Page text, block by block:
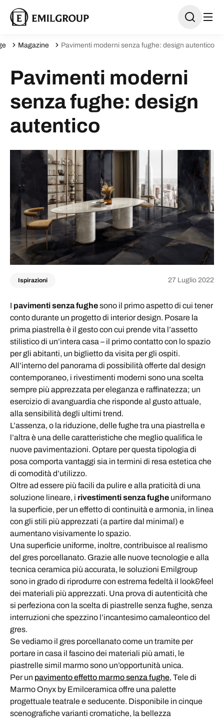
Magazine Pavimenti moderni senza fughe: design autentico
Pavimenti moderni
senza fughe: design
autentico
Ispirazioni 27 Luglio 2022
I pavimenti senza fughesono il primo aspetto di cui tener
conto durante un progetto di interior design. Posare la
prima piastrella è il gesto con cui prende vita l’assetto
stilistico di un’intera casa – il primo contatto con lo spazio
per gli abitanti, un biglietto da visita per gli ospiti.
All’interno del panorama di possibilità offerte dal design
contemporaneo, i rivestimenti moderni sono una scelta
sempre più apprezzata per eleganza e raffinatezza; un
esercizio di avanguardia che risponde al gusto attuale,
alla sensibilità degli ultimi trend.
L’assenza, o la riduzione, delle fughe tra una piastrella e
l’altra è una delle caratteristiche che meglio qualifica le
nuove pavimentazioni. Optare per questa tipologia di
posa comporta vantaggi sia in termini di resa estetica che
di comodità d’utilizzo.
Oltre ad essere più facili da pulire e alla praticità di una
soluzione lineare, i rivestimenti senza fughe uniformano
la superficie, per un effetto di continuità e armonia, in linea
con gli stili più apprezzati (a partire dal minimal) e
aumentano visivamente lo spazio.
Una superficie uniforme, inoltre, contribuisce al realismo
del gres porcellanato. Grazie alle nuove tecnologie e alla
tecnica ceramica più accurata, le soluzioni Emilgroup
sono in grado di riprodurre con estrema fedeltà il look&feel
dei materiali più apprezzati. Una prova di autenticità che
si perfeziona con la scelta di piastrelle senza fughe, senza
interruzioni che spezzino l’incantesimo camaleontico del
gres.
Se vediamo il gres porcellanato come un tramite per
portare in casa il fascino dei materiali più amati, le
piastrelle simil marmo sono un’opportunità unica.
Per un pavimento effetto marmo senza fughe, Tele di
Marmo Onyx by Emilceramica offre una palette
progettuale teatrale e seducente. Disponibile in cinque
scenografiche varianti cromatiche, la bellezza